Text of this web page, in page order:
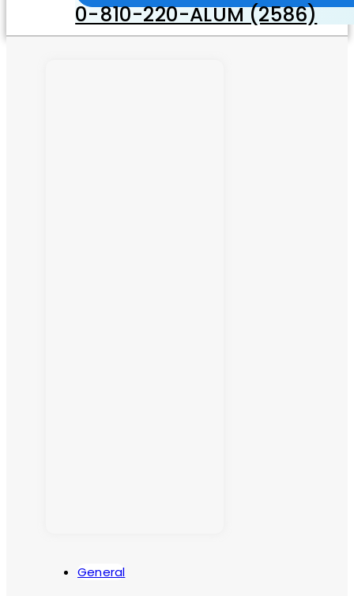
0-810-220-ALUM (2586)
General